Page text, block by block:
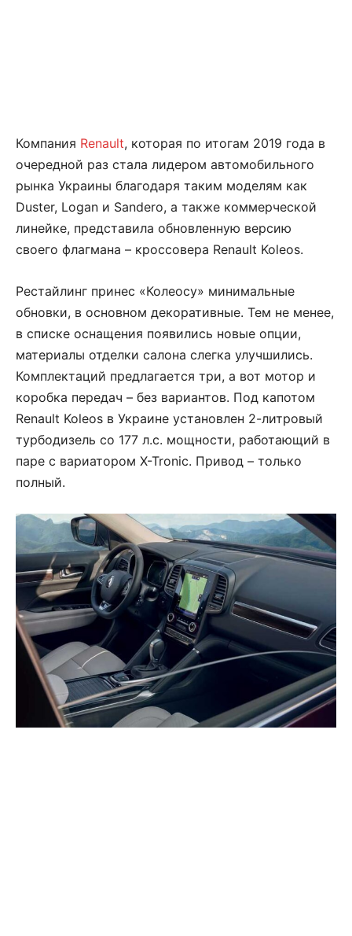
Компания Renault, которая по итогам 2019 года в
очередной раз стала лидером автомобильного
рынка Украины благодаря таким моделям как
Duster, Logan и Sandero, а также коммерческой
линейке, представила обновленную версию
своего флагмана – кроссовера Renault Koleos.
Рестайлинг принес «Колеосу» минимальные
обновки, в основном декоративные. Тем не менее,
в списке оснащения появились новые опции,
материалы отделки салона слегка улучшились.
Комплектаций предлагается три, а вот мотор и
коробка передач – без вариантов. Под капотом
Renault Koleos в Украине установлен 2-литровый
турбодизель со 177 л.с. мощности, работающий в
паре с вариатором X-Tronic. Привод – только
полный.